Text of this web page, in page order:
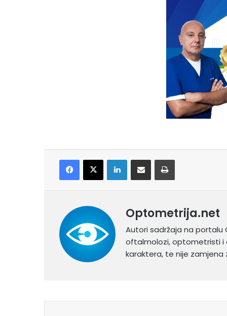
X LinkedIn
Optometrija.net
Autori sadržaja na portalu
oftalmolozi, optometristi i
karaktera, te nije zamjena